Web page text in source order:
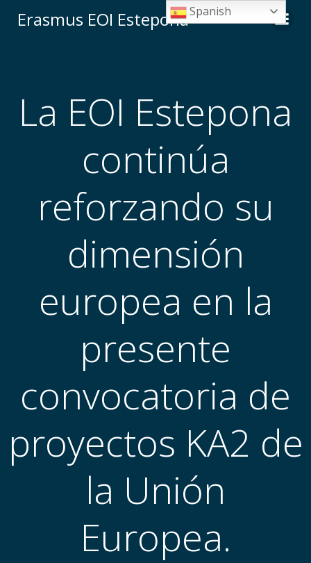
Saltar
al
Erasmus EOI Estepona
La EOI Estepona
continúa
reforzando su
dimensión
europea en la
presente
convocatoria de
proyectos KA2 de
la Unión
Europea.
Spanish